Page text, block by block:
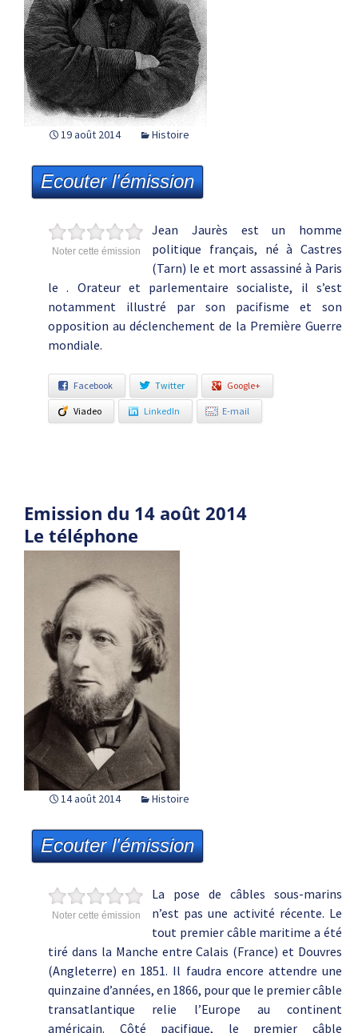
19 août 2014 Histoire
Ecouter l'émission
Noter cette émission
Jean Jaurès est un homme
politique français, né à Castres
(Tarn) le et mort assassiné à Paris
le . Orateur et parlementaire socialiste, il s’est
notamment illustré par son pacifisme et son
opposition au déclenchement de la Première Guerre
mondiale.
Facebook Twitter Google+
Viadeo LinkedIn E-mail
Emission du 14 août 2014
Le téléphone
14 août 2014 Histoire
Ecouter l'émission
Noter cette émission
La pose de câbles sous-marins
n’est pas une activité récente. Le
tout premier câble maritime a été
tiré dans la Manche entre Calais (France) et Douvres
(Angleterre) en 1851. Il faudra encore attendre une
quinzaine d’années, en 1866, pour que le premier câble
transatlantique relie l’Europe au continent
américain. Côté pacifique, le premier câble